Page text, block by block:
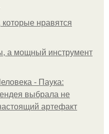
нравятся
а мощный инструмент
- Паука:
выбрала не
артефакт